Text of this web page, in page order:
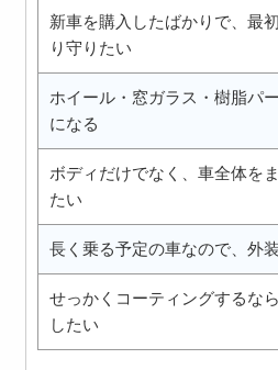
新車を購入したばかりで、最
り守りたい
ホイール・窓ガラス・樹脂パ
になる
ボディだけでなく、車全体を
たい
長く乗る予定の車なので、外
せっかくコーティングするな
したい